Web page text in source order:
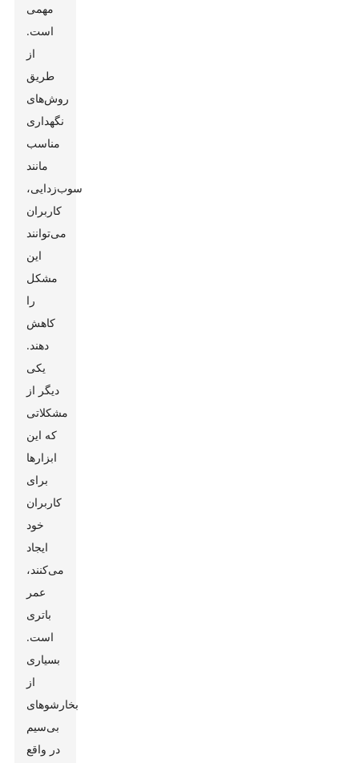
مهمی
است.
از
طریق
روش‌های
نگهداری
مناسب
مانند
رسوب‌زدایی،
کاربران
می‌توانند
این
مشکل
را
کاهش
دهند.
یکی
دیگر از
مشکلاتی
که این
ابزارها
برای
کاربران
خود
ایجاد
می‌کنند،
عمر
باتری
است.
بسیاری
از
بخارشوهای
بی‌سیم
در واقع